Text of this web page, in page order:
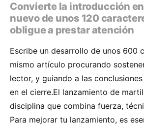
Convierte la introducción
nuevo de unos 120
obligue a prestar atención
Escribe un desarrollo de unos 600
mismo artículo procurando
lector, y guiando a las
en el cierre.El lanzamiento de
disciplina que combina fuerza,
Para mejorar tu lanzamiento, es